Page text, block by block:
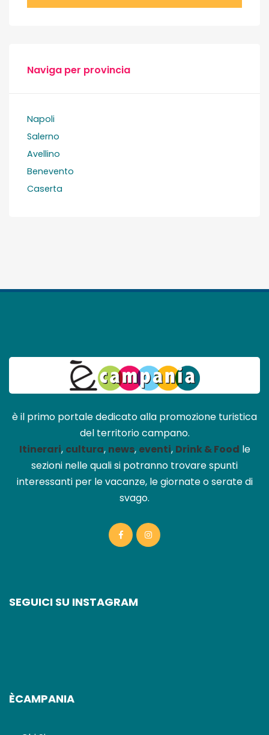
Naviga per provincia
Napoli
Salerno
Avellino
Benevento
Caserta
è il primo portale dedicato alla promozione turistica
del territorio campano.
Itinerari, cultura, news, eventi, Drink & Food le
sezioni nelle quali si potranno trovare spunti
interessanti per le vacanze, le giornate o serate di
svago.
SEGUICI SU INSTAGRAM
ÈCAMPANIA